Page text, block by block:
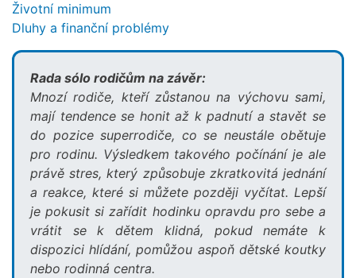
Životní minimum
Dluhy a finanční problémy
Rada sólo rodičům na závěr:
Mnozí rodiče, kteří zůstanou na výchovu sami,
mají tendence se honit až k padnutí a stavět se
do pozice superrodiče, co se neustále obětuje
pro rodinu. Výsledkem takového počínání je ale
právě stres, který způsobuje zkratkovitá jednání
a reakce, které si můžete později vyčítat. Lepší
je pokusit si zařídit hodinku opravdu pro sebe a
vrátit se k dětem klidná, pokud nemáte k
dispozici hlídání, pomůžou aspoň dětské koutky
nebo rodinná centra.